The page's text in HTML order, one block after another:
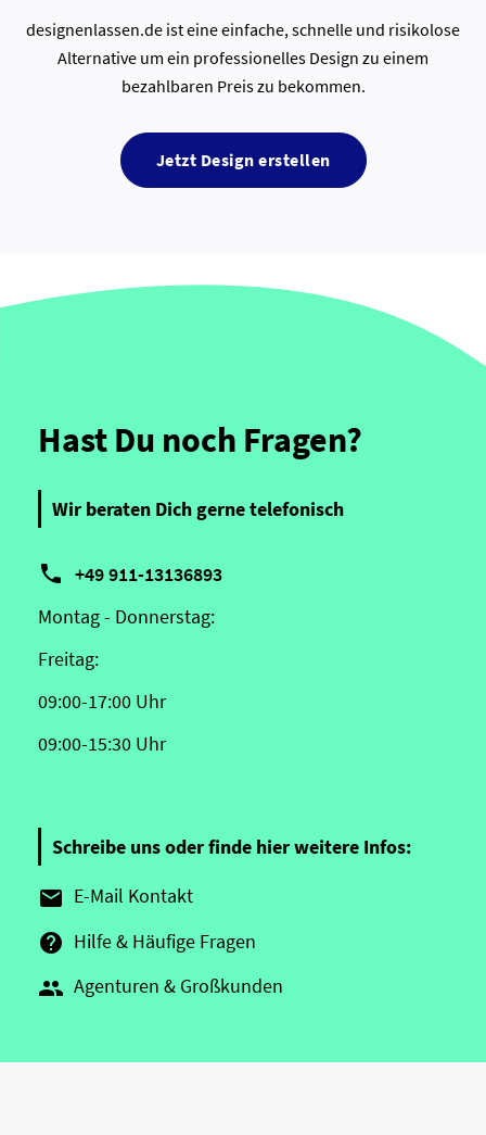
designenlassen.de ist eine einfache, schnelle und risikolose
Alternative um ein professionelles Design zu einem
bezahlbaren Preis zu bekommen.
Jetzt Design erstellen
Hast Du noch Fragen?
Wir beraten Dich gerne telefonisch
 +49 911-13136893
Montag - Donnerstag:
Freitag:
09:00-17:00 Uhr
09:00-15:30 Uhr
Schreibe uns oder finde hier weitere Infos:
 E-Mail Kontakt
 Hilfe & Häufige Fragen
 Agenturen & Großkunden